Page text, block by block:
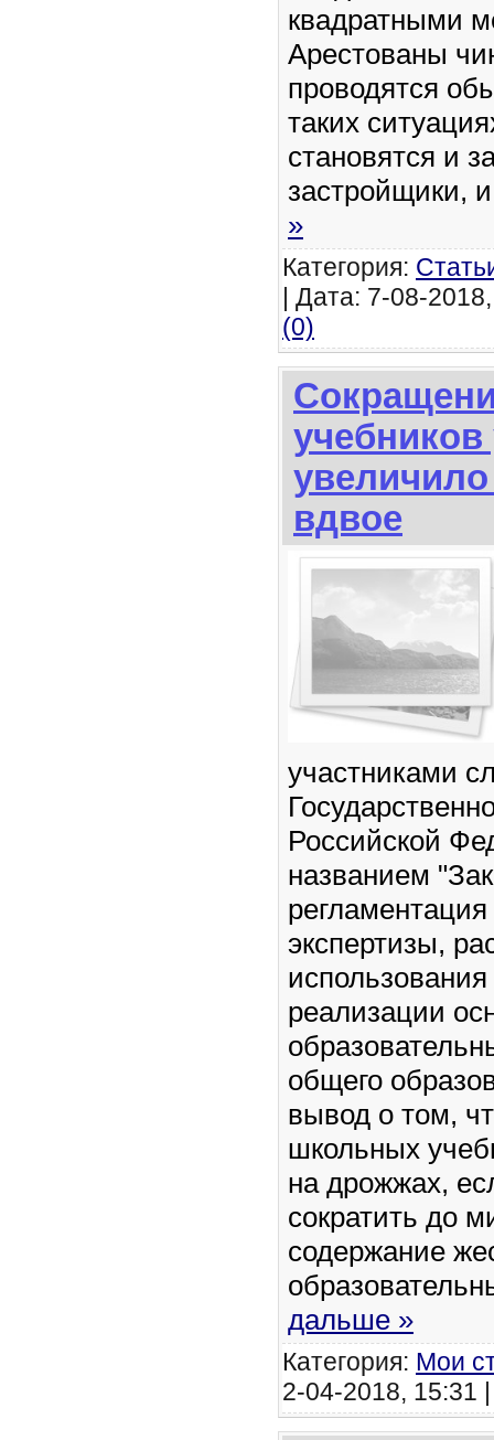
квадратными
Арестованы
проводятся
таких
становятся и
застройщики,
»
Категория:
| Дата: 7-08-
(0)
учебников
вдвое
участниками
Российской
названием
экспертизы,
реализации
общего
вывод о том,
школьных
на дрожжах,
сократить до
содержание
дальше »
Категория: Мои
2-04-2018, 15:31